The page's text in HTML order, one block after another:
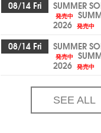
08/14 Fri SUMMER
発売中
2026 発売中
08/14 Fri SUMMER
発売中
2026 発売中
SEE ALL